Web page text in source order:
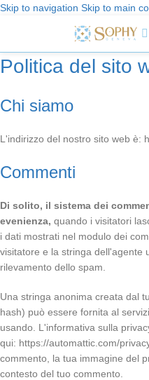
Skip to navigation Skip to main
Benvenuti
Politica del sito
Chi siamo
L'indirizzo del nostro sito web è:
Commenti
Di solito, il sistema dei
evenienza, quando i visitatori
i dati mostrati nel modulo dei
visitatore e la stringa dell'agente
rilevamento dello spam.
Una stringa anonima creata dal
hash) può essere fornita al
usando. L'informativa sulla
qui: https://automattic.com/
commento, la tua immagine del
contesto del tuo commento.